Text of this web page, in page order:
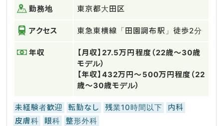
勤務地 東京都大田区
アクセス 東急東横線「田園調布駅」徒歩2分
年収
【月収】27.5万円程度（22歳～30歳
モデル）
【年収】432万円～500万円程度（22
歳～30歳モデル）
未経験者歓迎 転勤なし 残業10時間以下
内科
皮膚科
眼科 整形外科